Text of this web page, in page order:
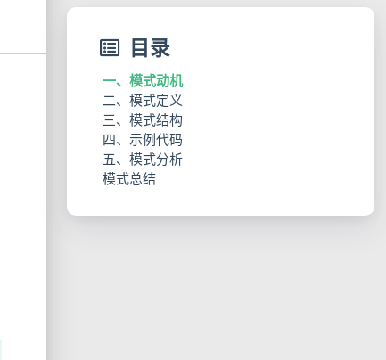
目录
一、模式动机
二、模式定义
三、模式结构
1. 角色组成
2. 结构图
四、示例代码
五、模式分析
1. 优点
3. 适用环境
模式总结